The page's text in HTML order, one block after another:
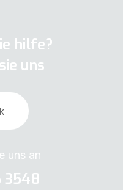
hilfe?
uns
uns an
3548